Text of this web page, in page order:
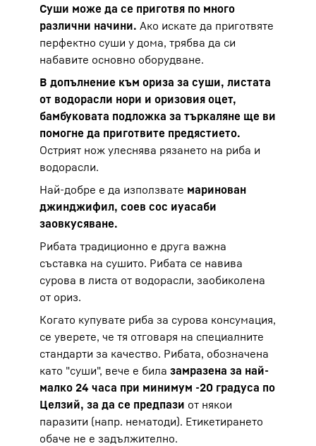
Суши може да се приготвя по много
различни начини. Ако искате да приготвяте
перфектно суши у дома, трябва да си
набавите основно оборудване.
В допълнение към ориза за суши, листата
от водорасли нори и оризовия оцет,
бамбуковата подложка за търкаляне ще ви
помогне да приготвите предястието.
Острият нож улеснява рязането на риба и
водорасли.
Най-добре е да използвате маринован
джинджифил, соев сос иуасаби
заовкусяване.
Рибата традиционно е друга важна
съставка на сушито. Рибата се навива
сурова в листа от водорасли, заобиколена
от ориз.
Когато купувате риба за сурова консумация,
се уверете, че тя отговаря на специалните
стандарти за качество. Рибата, обозначена
като "суши", вече е била замразена за най-
малко 24 часа при минимум -20 градуса по
Целзий, за да се предпази от някои
паразити (напр. нематоди). Етикетирането
обаче не е задължително.